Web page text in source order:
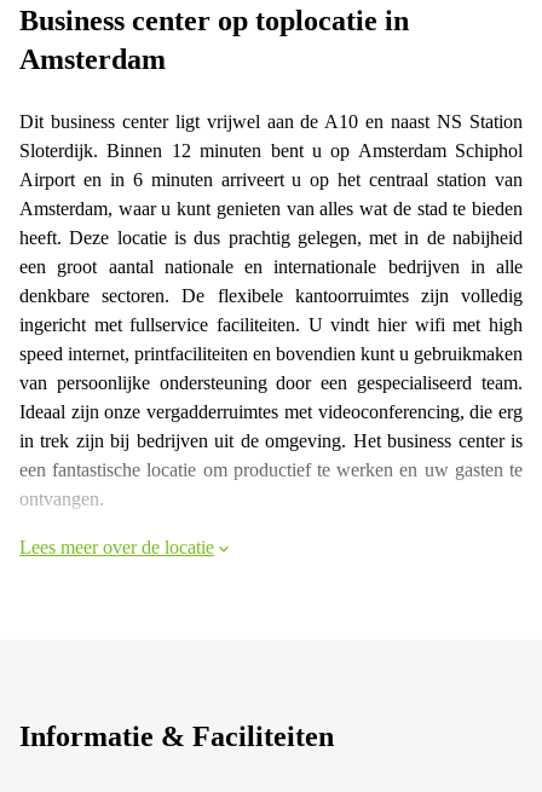
Business center op toplocatie in
Amsterdam
Dit business center ligt vrijwel aan de A10 en naast NS Station
Sloterdijk. Binnen 12 minuten bent u op Amsterdam Schiphol
Airport en in 6 minuten arriveert u op het centraal station van
Amsterdam, waar u kunt genieten van alles wat de stad te bieden
heeft. Deze locatie is dus prachtig gelegen, met in de nabijheid
een groot aantal nationale en internationale bedrijven in alle
denkbare sectoren. De flexibele kantoorruimtes zijn volledig
ingericht met fullservice faciliteiten. U vindt hier wifi met high
speed internet, printfaciliteiten en bovendien kunt u gebruikmaken
van persoonlijke ondersteuning door een gespecialiseerd team.
Ideaal zijn onze vergadderruimtes met videoconferencing, die erg
in trek zijn bij bedrijven uit de omgeving. Het business center is
een fantastische locatie om productief te werken en uw gasten te
ontvangen.
Lees meer over de locatie
Informatie & Faciliteiten